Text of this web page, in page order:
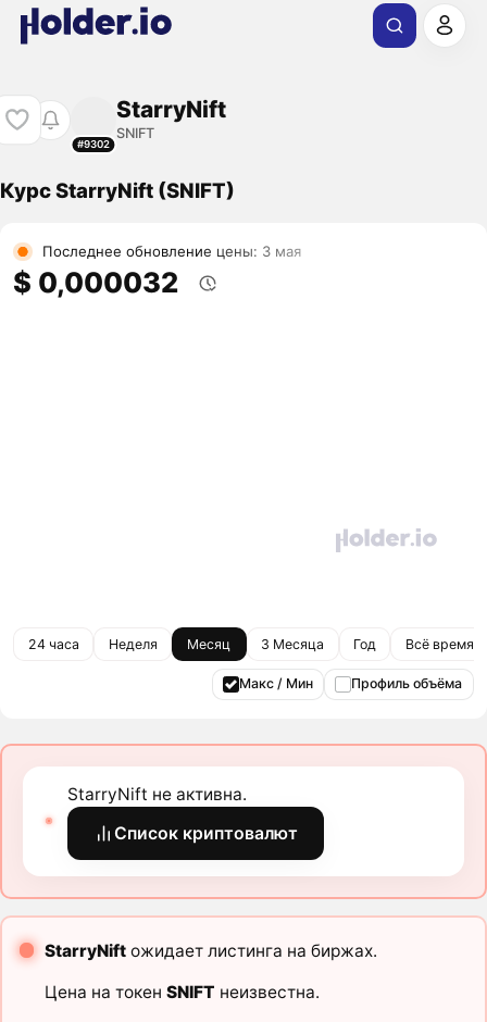
#9302
StarryNift
SNIFT
Курс StarryNift (SNIFT)
Последнее обновление цены: 3 мая
$ 0,000032
24 часа Неделя Месяц 3 Месяца Год Всё время
Макс / Мин Профиль объёма
StarryNift не активна.
Список криптовалют
StarryNiftожидает листинга на биржах.
Цена на токен SNIFT неизвестна.